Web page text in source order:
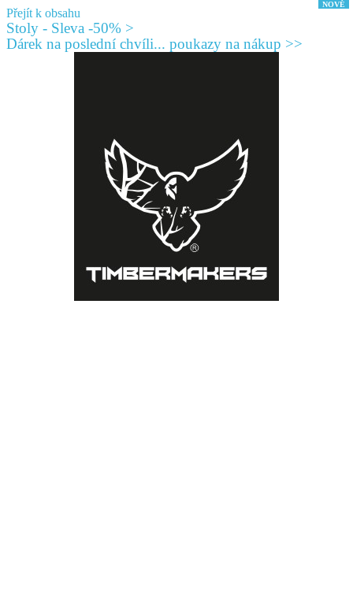
Přejít k obsahu
Stoly - Sleva -50% >
Dárek na poslední chvíli... poukazy na nákup >>